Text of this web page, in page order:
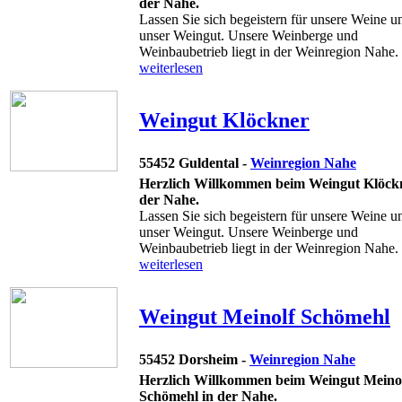
Lassen Sie sich begeistern für unsere Weine
unser Weingut. Unsere Weinberge und
Weinbaubetrieb liegt in der Weinregion Nahe.
weiterlesen
Weingut Klöckner
55452 Guldental - Weinregion Nahe
Herzlich Willkommen beim Weingut
der Nahe.
Lassen Sie sich begeistern für unsere Weine
unser Weingut. Unsere Weinberge und
Weinbaubetrieb liegt in der Weinregion Nahe.
weiterlesen
Weingut Meinolf Schömehl
55452 Dorsheim - Weinregion Nahe
Herzlich Willkommen beim Weingut
Schömehl in der Nahe.